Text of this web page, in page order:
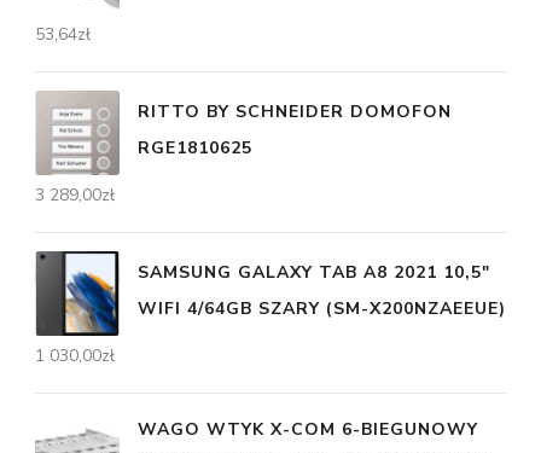
53,64zł
RITTO BY SCHNEIDER DOMOFON
RGE1810625
3 289,00zł
SAMSUNG GALAXY TAB A8 2021 10,5"
WIFI 4/64GB SZARY (SM-X200NZAEEUE)
1 030,00zł
WAGO WTYK X-COM 6-BIEGUNOWY